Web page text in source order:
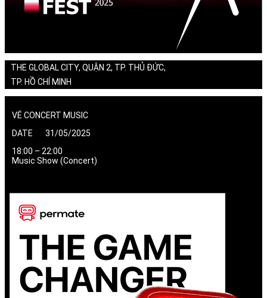
THE GLOBAL CITY, QUẬN 2, TP. THỦ ĐỨC,
TP. HỒ CHÍ MINH
VÉ CONCERT MUSIC
DATE 31/05/2025
18:00 – 22:00
Music Show (Concert)